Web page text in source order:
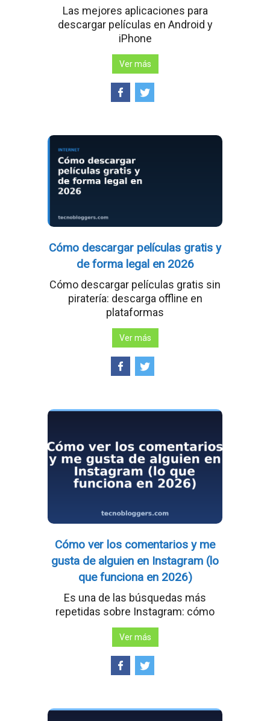
Las mejores aplicaciones para
descargar películas en Android y
iPhone
Ver más
Cómo descargar películas gratis y
de forma legal en 2026
Cómo descargar películas gratis sin
piratería: descarga offline en
plataformas
Ver más
Cómo ver los comentarios y me
gusta de alguien en Instagram (lo
que funciona en 2026)
Es una de las búsquedas más
repetidas sobre Instagram: cómo
Ver más